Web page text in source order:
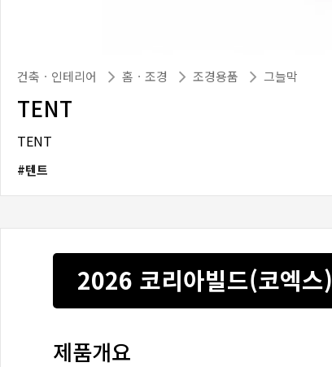
건축ㆍ인테리어 홈ㆍ조경 조경용품 그늘막
TENT
TENT
텐트
2026 코리아빌드(코엑스)
제품개요